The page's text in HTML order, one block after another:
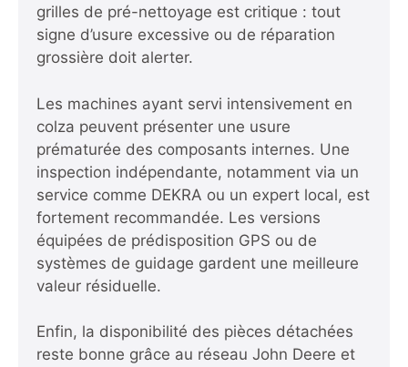
grilles de pré-nettoyage est critique : tout
signe d’usure excessive ou de réparation
grossière doit alerter.
Les machines ayant servi intensivement en
colza peuvent présenter une usure
prématurée des composants internes. Une
inspection indépendante, notamment via un
service comme DEKRA ou un expert local, est
fortement recommandée. Les versions
équipées de prédisposition GPS ou de
systèmes de guidage gardent une meilleure
valeur résiduelle.
Enfin, la disponibilité des pièces détachées
reste bonne grâce au réseau John Deere et